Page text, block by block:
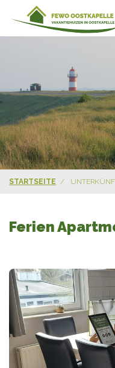
STARTSEITE
Ferien